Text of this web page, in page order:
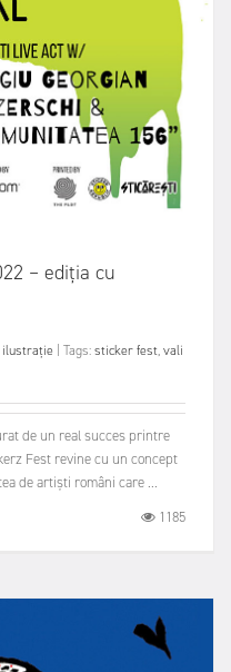
– ediția cu
ilustrație | Tags:sticker fest,vali
de un real succes printre
Fest revine cu un concept
de artişti români care ...
1185